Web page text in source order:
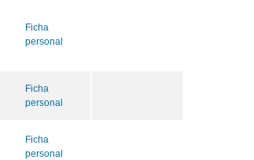
Ficha
personal
Ficha
personal
Ficha
personal